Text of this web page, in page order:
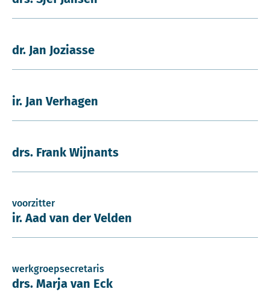
dr. Jan Joziasse
ir. Jan Verhagen
drs. Frank Wijnants
voorzitter
ir. Aad van der Velden
werkgroepsecretaris
drs. Marja van Eck